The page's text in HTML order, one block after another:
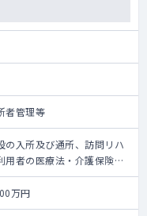
者管理等
の入所及び通所、訪問リハ
用者の医療法・介護保険法
務・職員の健康管理等
万円